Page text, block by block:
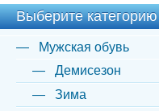
Выберите категорию
Мужская обувь
Демисезон
Зима